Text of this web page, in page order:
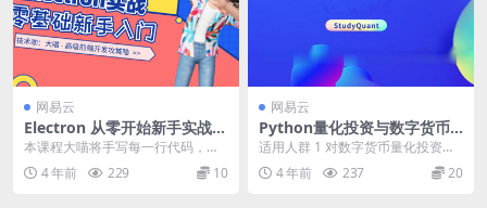
网易云
Electron 从零开始新手实战入
门 | 完结
本课程大喵将手写每一行代码，手
把手带着大家从环境搭建开发，逐
步开发一个零基础入门...
4 年前 229 10
网易云
Python量化投资与数字货币
实战 | 完结
适用人群 1 对数字货币量化投资有
较大兴趣，有Python或金融基础为
佳 2 想...
4 年前 237 20